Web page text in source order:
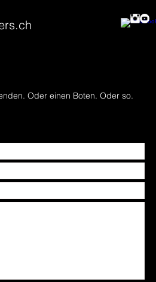
Oder einen Boten. Oder so.